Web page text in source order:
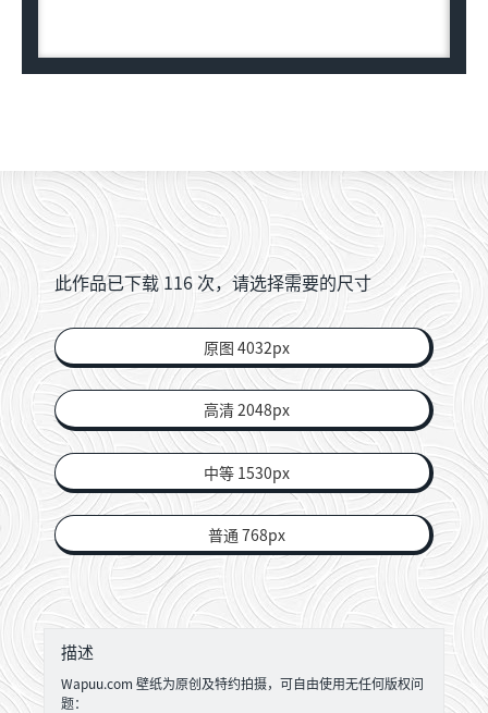
此作品已下载116 次，请选择需要的尺寸
原图 4032px
高清 2048px
中等 1530px
普通 768px
描述
Wapuu.com 壁纸为原创及特约拍摄，可自由使用无任何版权问
题：